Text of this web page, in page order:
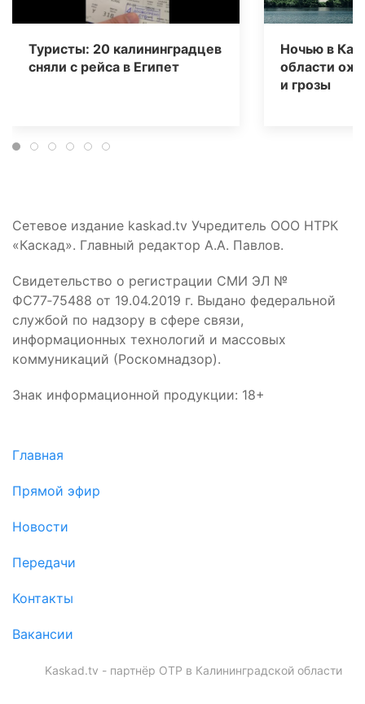
Туристы: 20 калининградцев
сняли с рейса в Египет
Ночью в
области
и грозы
Сетевое издание kaskad.tv Учредитель ООО НТРК
«Каскад». Главный редактор А.А. Павлов.
Свидетельство о регистрации СМИ ЭЛ №
ФС77‑75488 от 19.04.2019 г. Выдано федеральной
службой по надзору в сфере связи,
информационных технологий и массовых
коммуникаций (Роскомнадзор).
Знак информационной продукции: 18+
Главная
Прямой эфир
Новости
Передачи
Контакты
Вакансии
Kaskad.tv - партнёр ОТР в Калининградской области